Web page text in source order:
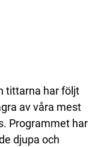
tittarna har följt
av våra mest
Programmet har
djupa och